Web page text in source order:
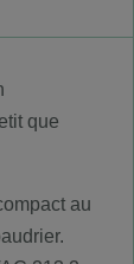
que
au